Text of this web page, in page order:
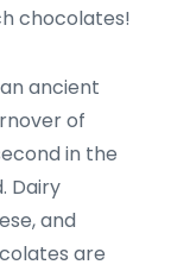
chocolates!
ancient
of
in the
Dairy
and
are